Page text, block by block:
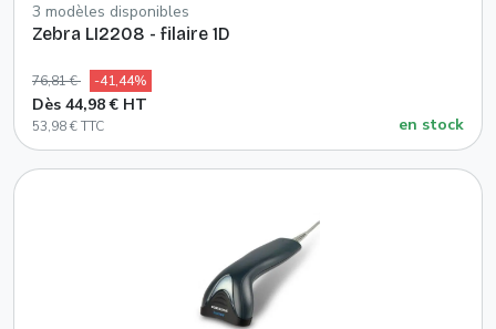
3 modèles disponibles
Zebra LI2208 - filaire 1D
76,81 € -41,44%
Dès 44,98 € HT
53,98 € TTC en stock